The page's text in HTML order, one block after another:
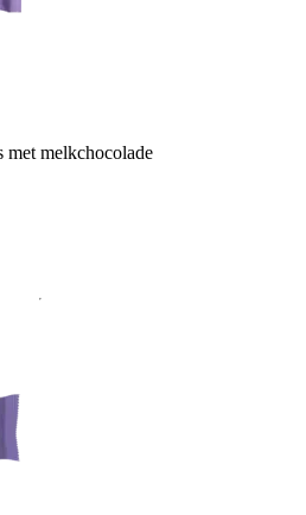
melkchocolade